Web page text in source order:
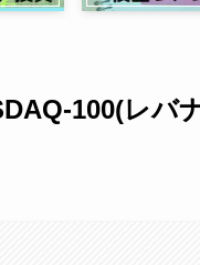
100(レバ